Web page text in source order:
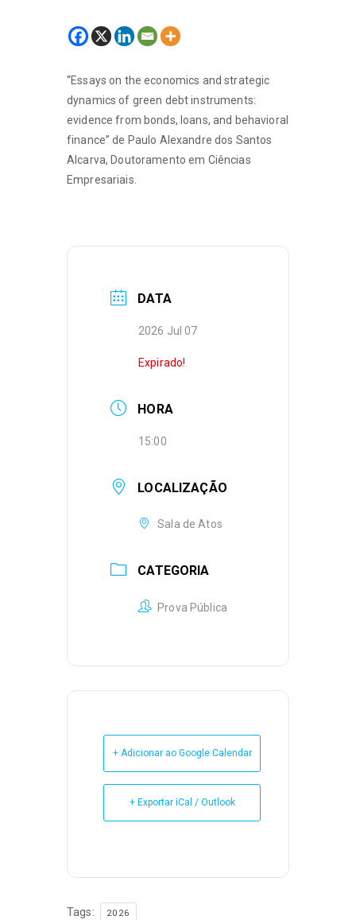
“Essays on the economics and strategic
dynamics of green debt instruments:
evidence from bonds, loans, and behavioral
finance” de Paulo Alexandre dos Santos
Alcarva, Doutoramento em Ciências
Empresariais.
DATA
2026 Jul 07
Expirado!
HORA
15:00
LOCALIZAÇÃO
Sala de Atos
CATEGORIA
Prova Pública
+ Adicionar ao Google Calendar
+ Exportar iCal / Outlook
Tags: 2026